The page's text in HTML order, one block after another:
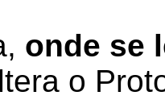
onde se
o